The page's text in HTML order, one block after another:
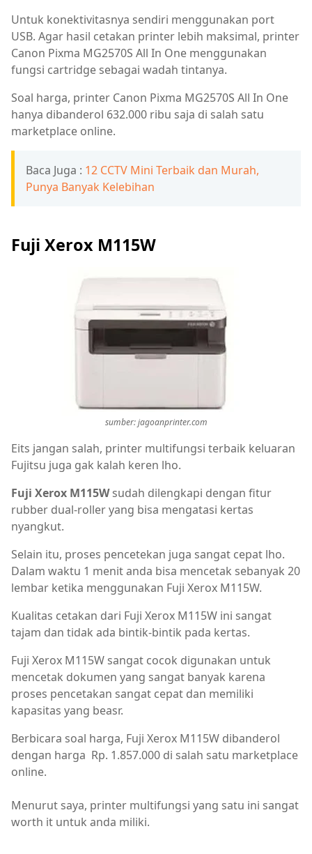
Untuk konektivitasnya sendiri menggunakan port
USB. Agar hasil cetakan printer lebih maksimal, printer
Canon Pixma MG2570S All In One menggunakan
fungsi cartridge sebagai wadah tintanya.
Soal harga, printer Canon Pixma MG2570S All In One
hanya dibanderol 632.000 ribu saja di salah satu
marketplace online.
Baca Juga : 12 CCTV Mini Terbaik dan Murah,
Punya Banyak Kelebihan
Fuji Xerox M115W
sumber: jagoanprinter.com
Eits jangan salah, printer multifungsi terbaik keluaran
Fujitsu juga gak kalah keren lho.
Fuji Xerox M115Wsudah dilengkapi dengan fitur
rubber dual-roller yang bisa mengatasi kertas
nyangkut.
Selain itu, proses pencetekan juga sangat cepat lho.
Dalam waktu 1 menit anda bisa mencetak sebanyak 20
lembar ketika menggunakan Fuji Xerox M115W.
Kualitas cetakan dari Fuji Xerox M115W ini sangat
tajam dan tidak ada bintik-bintik pada kertas.
Fuji Xerox M115W sangat cocok digunakan untuk
mencetak dokumen yang sangat banyak karena
proses pencetakan sangat cepat dan memiliki
kapasitas yang beasr.
Berbicara soal harga, Fuji Xerox M115W dibanderol
dengan harga Rp. 1.857.000 di salah satu marketplace
online.
Menurut saya, printer multifungsi yang satu ini sangat
worth it untuk anda miliki.